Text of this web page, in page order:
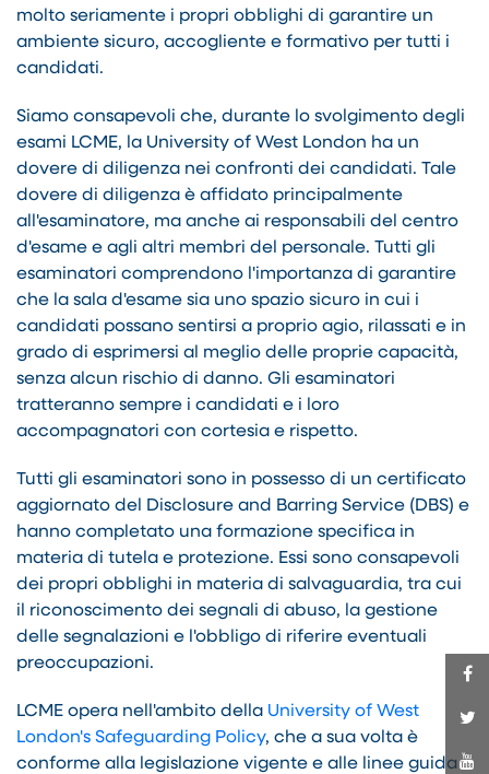
molto seriamente i propri obblighi di garantire un
ambiente sicuro, accogliente e formativo per tutti i
candidati.
Siamo consapevoli che, durante lo svolgimento degli
esami LCME, la University of West London ha un
dovere di diligenza nei confronti dei candidati. Tale
dovere di diligenza è affidato principalmente
all'esaminatore, ma anche ai responsabili del centro
d'esame e agli altri membri del personale. Tutti gli
esaminatori comprendono l'importanza di garantire
che la sala d'esame sia uno spazio sicuro in cui i
candidati possano sentirsi a proprio agio, rilassati e in
grado di esprimersi al meglio delle proprie capacità,
senza alcun rischio di danno. Gli esaminatori
tratteranno sempre i candidati e i loro
accompagnatori con cortesia e rispetto.
Tutti gli esaminatori sono in possesso di un certificato
aggiornato del Disclosure and Barring Service (DBS) e
hanno completato una formazione specifica in
materia di tutela e protezione. Essi sono consapevoli
dei propri obblighi in materia di salvaguardia, tra cui
il riconoscimento dei segnali di abuso, la gestione
delle segnalazioni e l'obbligo di riferire eventuali
preoccupazioni.
LCME opera nell'ambito della University of West
London's Safeguarding Policy, che a sua volta è
conforme alla legislazione vigente e alle linee guida